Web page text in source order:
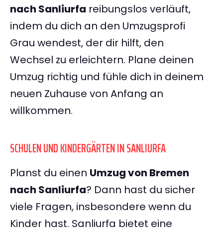
nach Sanliurfa reibungslos verläuft,
indem du dich an den Umzugsprofi
Grau wendest, der dir hilft, den
Wechsel zu erleichtern. Plane deinen
Umzug richtig und fühle dich in deinem
neuen Zuhause von Anfang an
willkommen.
SCHULEN UND KINDERGÄRTEN IN SANLIURFA
Planst du einen Umzug von Bremen
nach Sanliurfa? Dann hast du sicher
viele Fragen, insbesondere wenn du
Kinder hast. Sanliurfa bietet eine